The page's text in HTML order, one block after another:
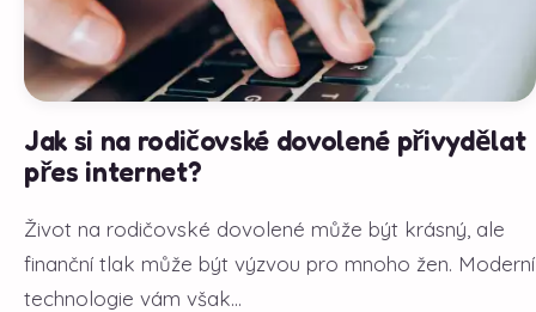
Jak si na rodičovské dovolené přivydělat
přes internet?
Život na rodičovské dovolené může být krásný, ale
finanční tlak může být výzvou pro mnoho žen. Moderní
technologie vám však...